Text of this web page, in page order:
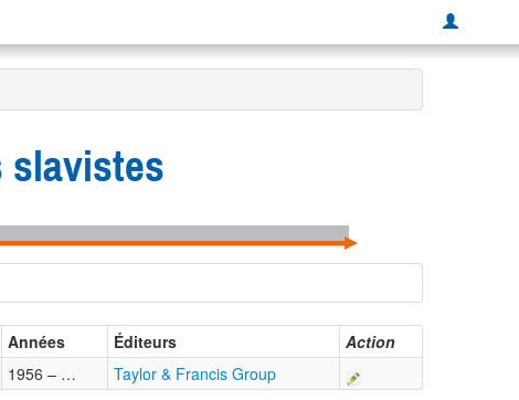
slavistes
Années Éditeurs
Action
1956 – … Taylor & Francis Group